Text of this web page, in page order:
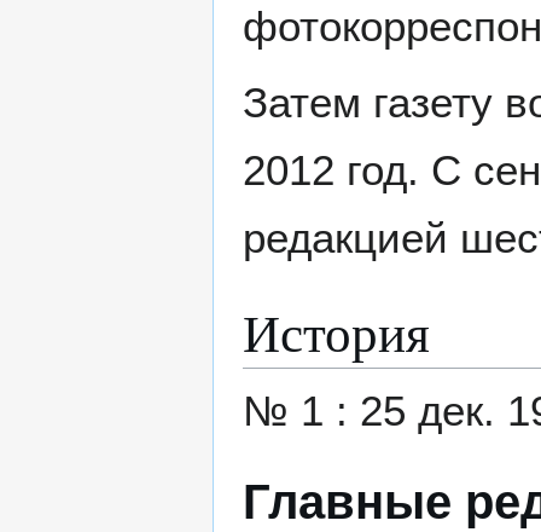
Затем газету
2012 год. С
редакцией
История
№ 1 : 25 дек.
Главные